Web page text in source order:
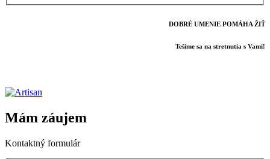
DOBRÉ UMENIE POMÁHA ŽIŤ
Tešíme sa na stretnutia s Vami!
Mám záujem
Kontaktný formulár